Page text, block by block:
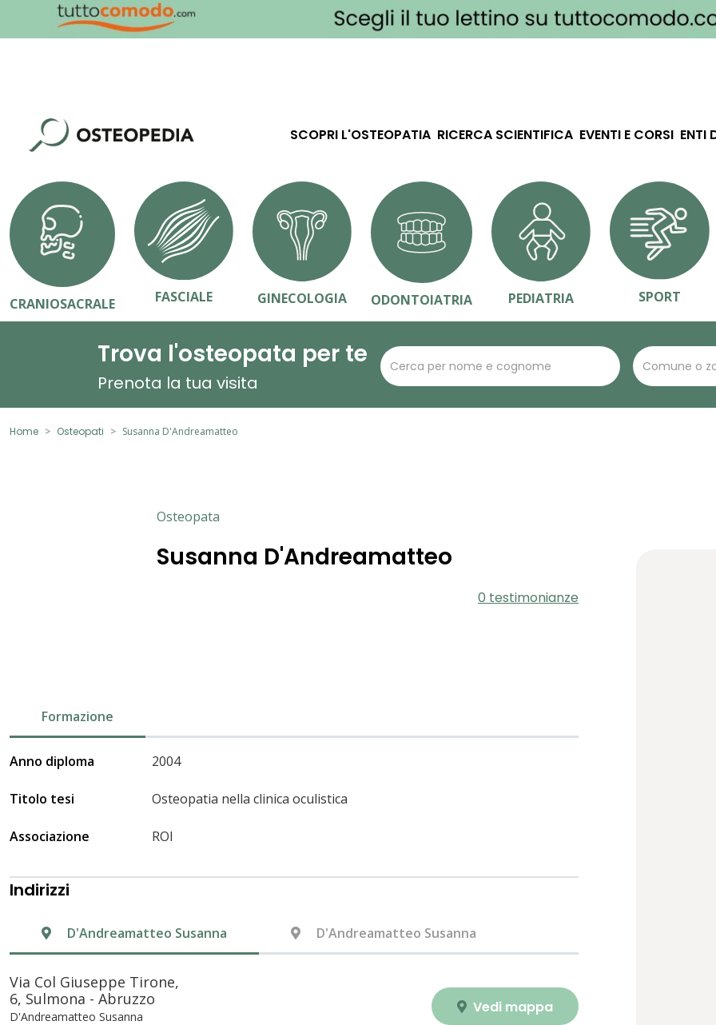
SCOPRI L'OSTEOPATIA RICERCA SCIENTIFICA EVENTI E CORSI ENTI
CRANIOSACRALE FASCIALE GINECOLOGIA ODONTOIATRIA PEDIATRIA SPORT
Trova l'osteopata per te
Prenota la tua visita
Home Osteopati Susanna D'Andreamatteo
Osteopata
Susanna D'Andreamatteo
0 testimonianze
Formazione
Anno diploma 2004
Titolo tesi Osteopatia nella clinica oculistica
Associazione ROI
Indirizzi
D'Andreamatteo Susanna D'Andreamatteo Susanna
Via Col Giuseppe Tirone,
6, Sulmona - Abruzzo
D'Andreamatteo Susanna Vedi mappa